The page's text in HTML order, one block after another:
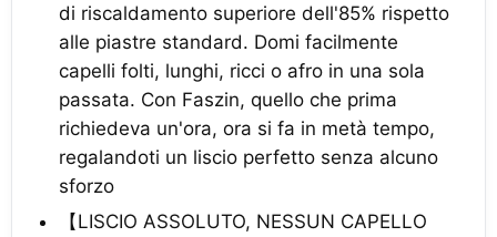
di riscaldamento superiore dell'85% rispetto
alle piastre standard. Domi facilmente
capelli folti, lunghi, ricci o afro in una sola
passata. Con Faszin, quello che prima
richiedeva un'ora, ora si fa in metà tempo,
regalandoti un liscio perfetto senza alcuno
sforzo
【LISCIO ASSOLUTO, NESSUN CAPELLO